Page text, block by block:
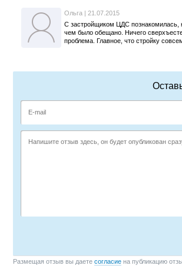
Ольга | 21.07.2015
С застройщиком ЦДС познакомилась,
чем было обещано. Ничего
проблема. Главное, что стройку
Размещая отзыв вы даетесогласие на публикацию